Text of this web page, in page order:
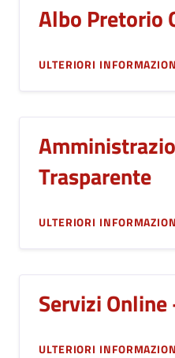
Albo Pretorio
ULTERIORI
Trasparente
ULTERIORI
Servizi
ULTERIORI